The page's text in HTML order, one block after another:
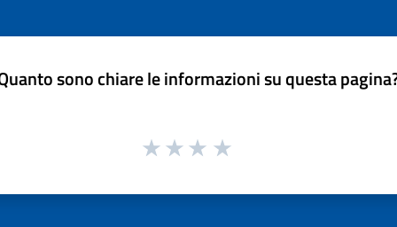
sono chiare le informazioni su questa